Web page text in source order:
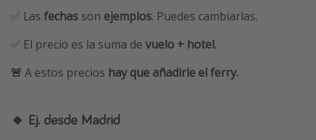
✅ Las fechas son ejemplos. Puedes cambiarlas.
✅ El precio es la suma de vuelo + hotel.
🚨 A estos precios hay que añadirle el ferry.
🔸 Ej. desde Madrid